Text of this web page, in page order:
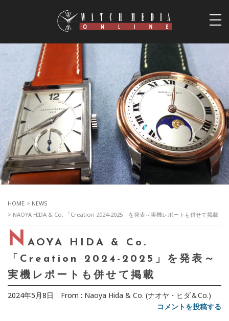
HOME > NEWS
> NAOYA HIDA & Co. 「Creation 2024-2025」を発表～実機レポートも併せて掲載
NAOYA HIDA & Co.
「Creation 2024-2025」を発表～
実機レポートも併せて掲載
2024年5月8日 From : Naoya Hida & Co. (ナオヤ・ヒダ＆Co.)
コメントを投稿する